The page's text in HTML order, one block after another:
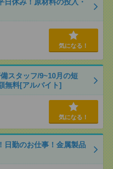
休み！原材料の投入・
気になる！
スタッフ/9~10月の短
無料[アルバイト]
気になる！
日勤のお仕事！金属製品